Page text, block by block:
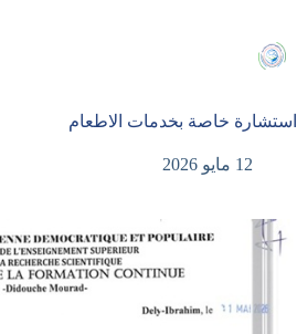
المحتوى
استشارة خاصة بخدمات الاطعام
12 مايو 2026